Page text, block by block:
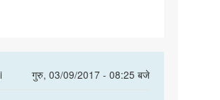
गुरु, 03/09/2017 - 08:25 बजे
In